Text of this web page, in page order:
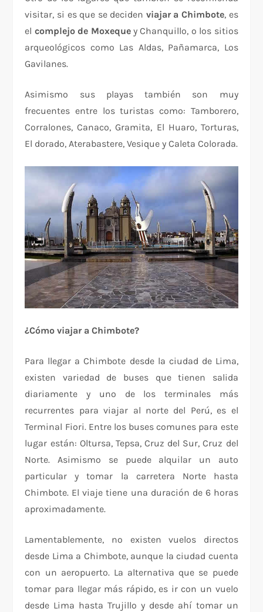
visitar, si es que se deciden viajar a Chimbote, es
el complejo de Moxequey Chanquillo, o los sitios
arqueológicos como Las Aldas, Pañamarca, Los
Gavilanes.
Asimismo sus playas también son muy
frecuentes entre los turistas como: Tamborero,
Corralones, Canaco, Gramita, El Huaro, Torturas,
El dorado, Aterabastere, Vesique y Caleta Colorada.
¿Cómo viajar a Chimbote?
Para llegar a Chimbote desde la ciudad de Lima,
existen variedad de buses que tienen salida
diariamente y uno de los terminales más
recurrentes para viajar al norte del Perú, es el
Terminal Fiori. Entre los buses comunes para este
lugar están: Oltursa, Tepsa, Cruz del Sur, Cruz del
Norte. Asimismo se puede alquilar un auto
particular y tomar la carretera Norte hasta
Chimbote. El viaje tiene una duración de 6 horas
aproximadamente.
Lamentablemente, no existen vuelos directos
desde Lima a Chimbote, aunque la ciudad cuenta
con un aeropuerto. La alternativa que se puede
tomar para llegar más rápido, es ir con un vuelo
desde Lima hasta Trujillo y desde ahí tomar un